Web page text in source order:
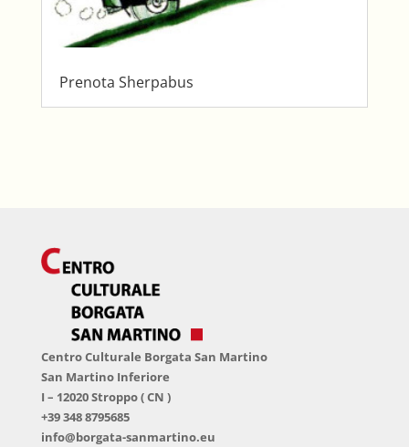
Prenota Sherpabus
Centro Culturale Borgata San Martino
San Martino Inferiore
I – 12020 Stroppo ( CN )
+39 348 8795685
info@borgata-sanmartino.eu